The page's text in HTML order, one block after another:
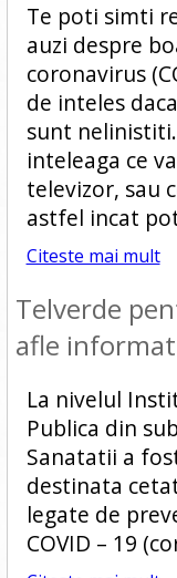
Te poti simti
auzi despre
coronavirus
de inteles
sunt
inteleaga ce
televizor, sau
astfel incat
Citeste mai mult
Telverde
afle
La nivelul
Publica din
Sanatatii a
destinata
legate de
COVID – 19